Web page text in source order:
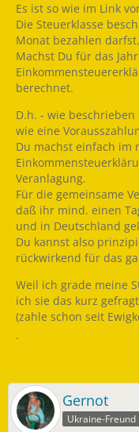
Es ist so wie im Link
Die Steuerklasse
Monat bezahlen darfst.
Machst Du für das
berechnet.
D.h. - wie
wie eine
Du machst einfach im
Veranlagung.
Für die gemeinsame
daß ihr mind. einen
und in Deutschland
Du kannst also
rückwirkend für das
Weil ich grade meine
ich sie das kurz
(zahle schon seit
.
Gernot
Ukraine-Freund